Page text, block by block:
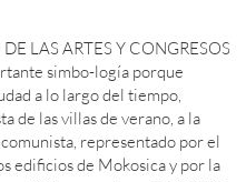
LAS ARTES Y CONGRESOS
simbo-logía porque
a lo largo del tiempo,
de las villas de verano, a la
representado por el
edificios de Mokosica y por la